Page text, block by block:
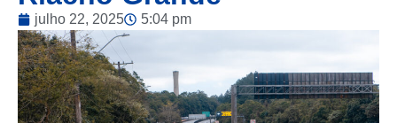
julho 22, 2025 5:04 pm